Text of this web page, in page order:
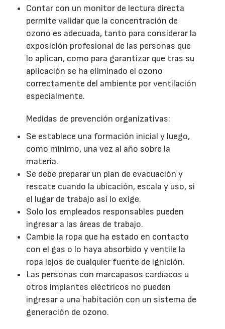
Contar con un monitor de lectura directa
permite validar que la concentración de
ozono es adecuada, tanto para considerar la
exposición profesional de las personas que
lo aplican, como para garantizar que tras su
aplicación se ha eliminado el ozono
correctamente del ambiente por ventilación
especialmente.
Medidas de prevención organizativas:
Se establece una formación inicial y luego,
como mínimo, una vez al año sobre la
materia.
Se debe preparar un plan de evacuación y
rescate cuando la ubicación, escala y uso, si
el lugar de trabajo así lo exige.
Solo los empleados responsables pueden
ingresar a las áreas de trabajo.
Cambie la ropa que ha estado en contacto
con el gas o lo haya absorbido y ventile la
ropa lejos de cualquier fuente de ignición.
Las personas con marcapasos cardíacos u
otros implantes eléctricos no pueden
ingresar a una habitación con un sistema de
generación de ozono.